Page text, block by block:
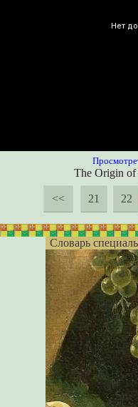
The Origin of
<< 21 22
Словарь